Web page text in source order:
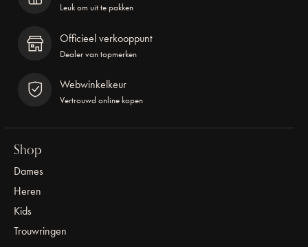
Leuk om uit te pakken
Officieel verkooppunt
Dealer van topmerken
Webwinkelkeur
Vertrouwd online kopen
Shop
Dames
Heren
Kids
Trouwringen